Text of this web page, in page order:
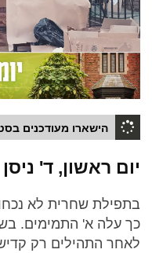
הישארו מעודכנים
יום ראשון, ד' ניסן
בתפילת שחרית לא
כך עלה א' התמימים.
לאחר התהילים רק